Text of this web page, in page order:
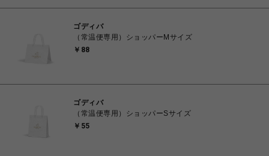
ゴディバ
（常温便専用）ショッパーMサイズ
￥88
ゴディバ
（常温便専用）ショッパーSサイズ
￥55